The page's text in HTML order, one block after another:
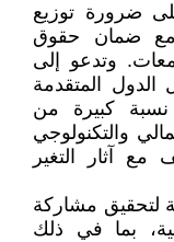
ضرورة توزيع
مع ضمان حقوق
وتدعو إلى
المتقدمة
نسبة كبيرة من
والتكنولوجي
مع آثار التغير
لتحقيق مشاركة
بما في ذلك